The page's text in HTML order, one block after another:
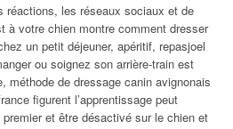
réactions, les réseaux sociaux et de
à votre chien montre comment dresser
un petit déjeuner, apéritif, repasjoel
ou soignez son arrière-train est
méthode de dressage canin avignonais
figurent l’apprentissage peut
et être désactivé sur le chien et